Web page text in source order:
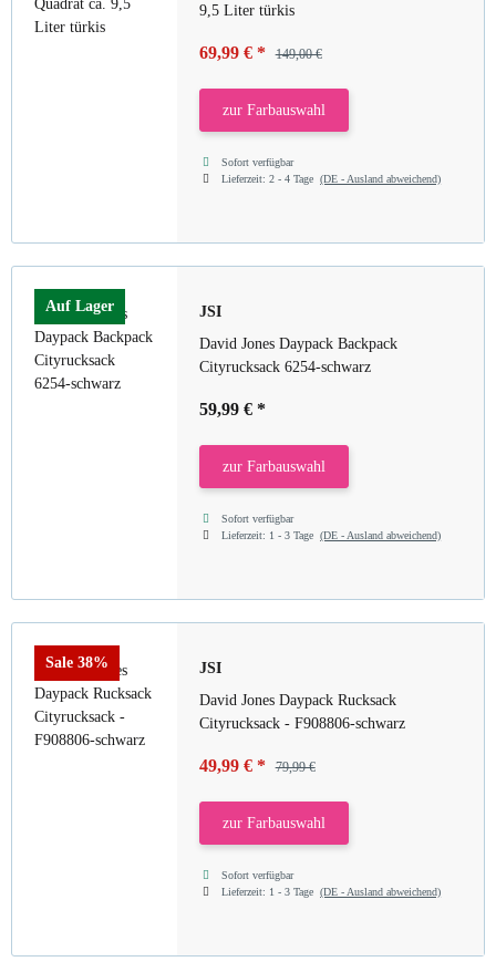
9,5 Liter türkis
69,99 € * 149,00 €
zur Farbauswahl
Sofort verfügbar
Lieferzeit:2 - 4 Tage(DE - Ausland abweichend)
Auf Lager
JSI
David Jones Daypack Backpack
Cityrucksack 6254-schwarz
59,99 € *
zur Farbauswahl
Sofort verfügbar
Lieferzeit: 1 - 3 Tage(DE - Ausland abweichend)
Sale 38%
JSI
David Jones Daypack Rucksack
Cityrucksack - F908806-schwarz
49,99 € * 79,99 €
zur Farbauswahl
Sofort verfügbar
Lieferzeit: 1 - 3 Tage(DE - Ausland abweichend)